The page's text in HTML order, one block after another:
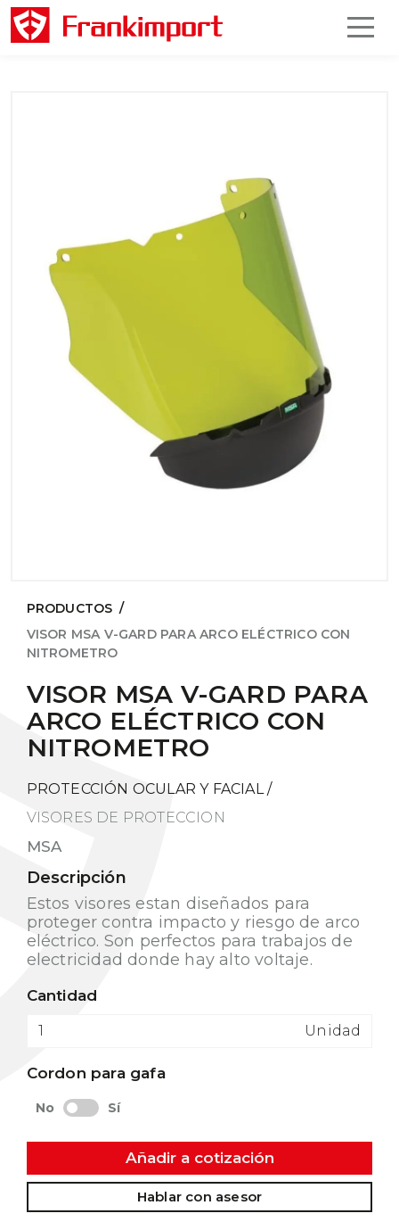
PRODUCTOS /
VISOR MSA V-GARD PARA ARCO ELÉCTRICO CON
NITROMETRO
VISOR MSA V-GARD PARA
ARCO ELÉCTRICO CON
NITROMETRO
PROTECCIÓN OCULAR Y FACIAL /
VISORES DE PROTECCION
MSA
Descripción
Estos visores estan diseñados para
proteger contra impacto y riesgo de arco
eléctrico. Son perfectos para trabajos de
electricidad donde hay alto voltaje.
Cantidad
Unidad
Cordon para gafa
No Sí
Añadir a cotización
Hablar con asesor